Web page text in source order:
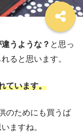
うような？ と思っ
ると思います。
ています。
のためにも買うば
ますね。